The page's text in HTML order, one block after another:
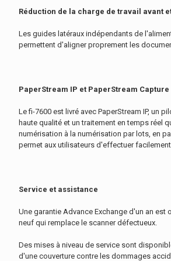
Réduction de la charge de travail avant
Les guides latéraux indépendants de
permettent d'aligner proprement les
PaperStream IP et PaperStream Capture
Le fi-7600 est livré avec PaperStream IP, un
haute qualité et un traitement en temps réel
numérisation à la numérisation par lots, en
permet aux utilisateurs d'effectuer
Service et assistance
Une garantie Advance Exchange d'un an
neuf qui remplace le scanner défectueux.
Des mises à niveau de service sont
d'une couverture contre les dommages